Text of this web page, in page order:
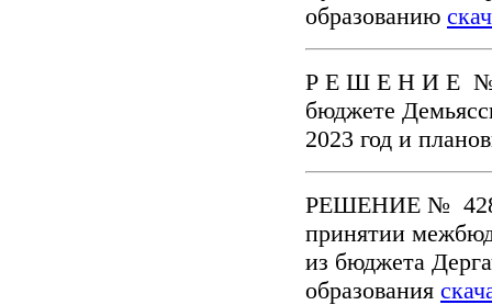
образованию
Р Е Ш Е Н И Е №
бюджете
2023 год и
РЕШЕНИЕ № 428-
принятии
из бюджета
образования